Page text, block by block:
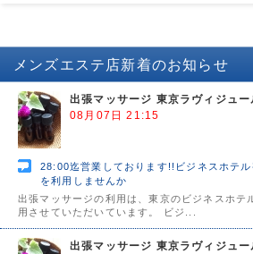
総支配人
メンズエステ店新着のお知らせ
出張マッサージ 東京ラヴィジュー
08月07日 21:15
28:00迄営業しております!!ビジネスホテ
を利用しませんか
出張マッサージの利用は、東京のビジネスホテ
用させていただいています。 ビジ...
出張マッサージ 東京ラヴィジュー